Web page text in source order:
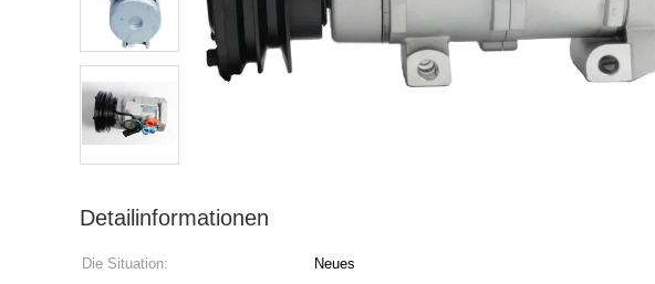
Detailinformationen
Die Situation: Neues